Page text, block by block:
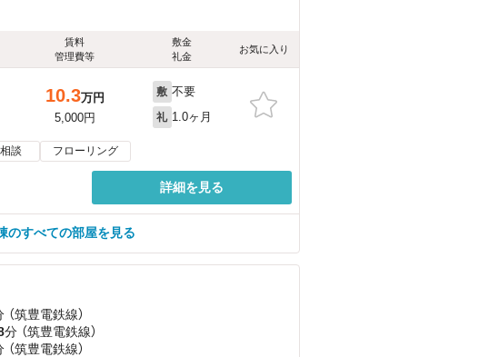
賃料
管理費等
敷金
礼金
お気に入り
10.3万円
5,000円
敷 不要
礼 1.0ヶ月
談 フローリング
詳細を見る
のすべての部屋を見る
（筑豊電鉄線）
分 （筑豊電鉄線）
（筑豊電鉄線）